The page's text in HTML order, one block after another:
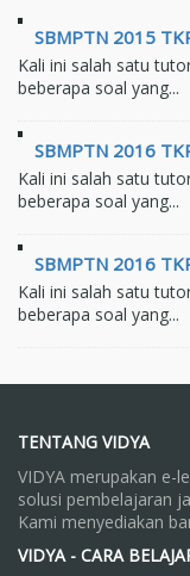
SBMPTN 2015
Kali ini salah satu
beberapa soal yang...
SBMPTN 2016
Kali ini salah satu
beberapa soal yang...
SBMPTN 2016
Kali ini salah satu
beberapa soal yang...
TENTANG VIDYA
VIDYA merupakan e-
solusi pembelajaran
Kami menyediakan
VIDYA - CARA